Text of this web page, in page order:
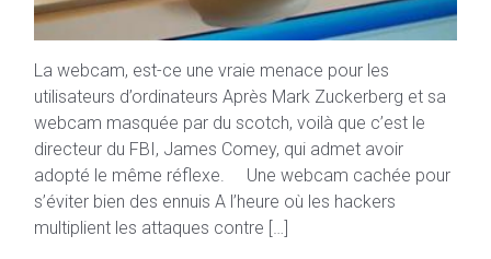
La webcam, est-ce une vraie menace pour les
utilisateurs d’ordinateurs Après Mark Zuckerberg et sa
webcam masquée par du scotch, voilà que c’est le
directeur du FBI, James Comey, qui admet avoir
adopté le même réflexe. Une webcam cachée pour
s’éviter bien des ennuis A l’heure où les hackers
multiplient les attaques contre […]